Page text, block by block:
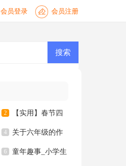
会员登录 会员注册
2 【实用】春节四
年级作文集合8篇
4 关于六年级的作
文集锦5篇
6 童年趣事_小学生